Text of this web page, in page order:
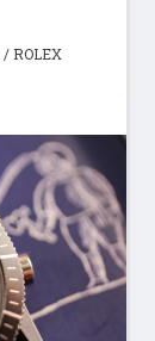
/ ROLEX